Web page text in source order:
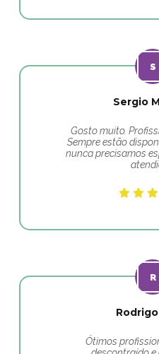
Sergio
Gosto muito.
Sempre estão
nunca precisamos
Ótimos